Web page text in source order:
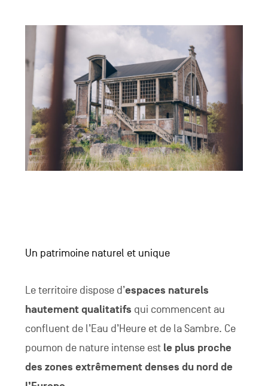
Un patrimoine naturel et unique
Le territoire dispose d’espaces naturels
hautement qualitatifs qui commencent au
confluent de l’Eau d’Heure et de la Sambre. Ce
poumon de nature intense est le plus proche
des zones extrêmementdenses du nord de